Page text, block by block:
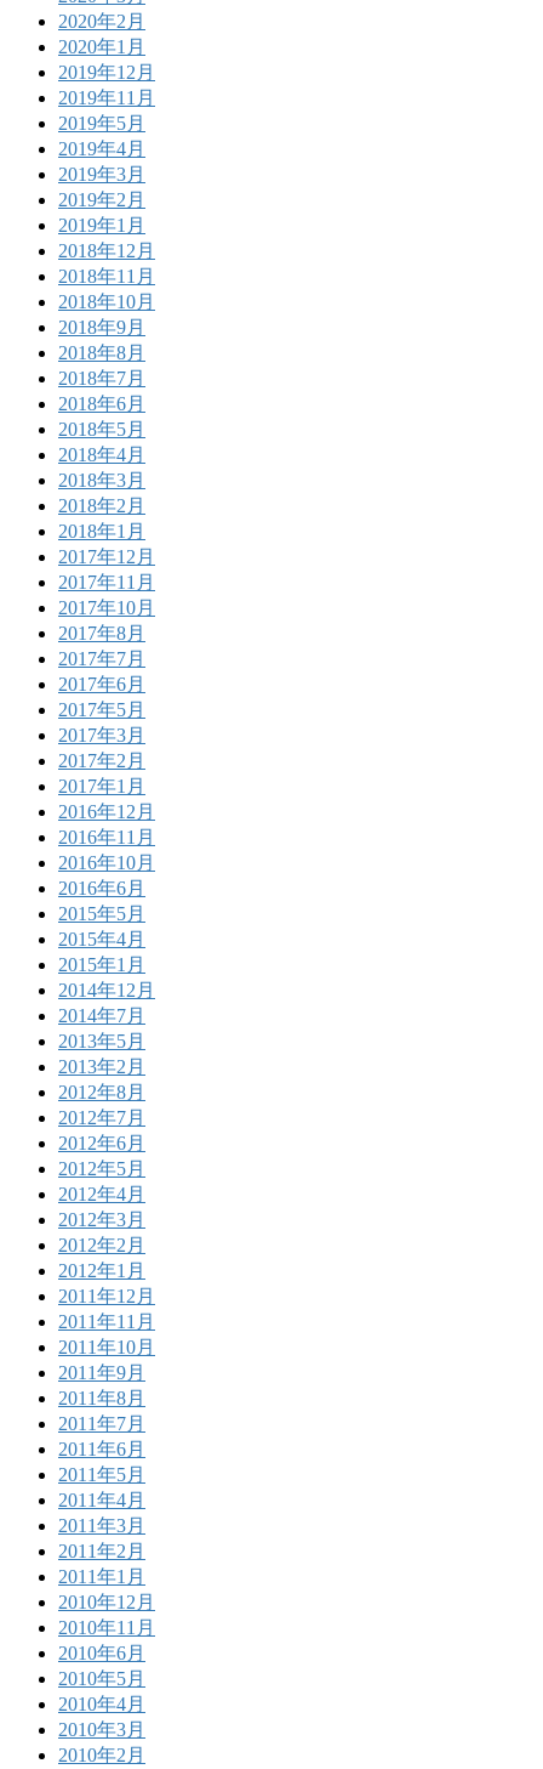
2020年2月
2020年1月
2019年12月
2019年11月
2019年5月
2019年4月
2019年3月
2019年2月
2019年1月
2018年12月
2018年11月
2018年10月
2018年9月
2018年8月
2018年7月
2018年6月
2018年5月
2018年4月
2018年3月
2018年2月
2018年1月
2017年12月
2017年11月
2017年10月
2017年8月
2017年7月
2017年6月
2017年5月
2017年3月
2017年2月
2017年1月
2016年12月
2016年11月
2016年10月
2016年6月
2015年5月
2015年4月
2015年1月
2014年12月
2014年7月
2013年5月
2013年2月
2012年8月
2012年7月
2012年6月
2012年5月
2012年4月
2012年3月
2012年2月
2012年1月
2011年12月
2011年11月
2011年10月
2011年9月
2011年8月
2011年7月
2011年6月
2011年5月
2011年4月
2011年3月
2011年2月
2011年1月
2010年12月
2010年11月
2010年6月
2010年5月
2010年4月
2010年3月
2010年2月